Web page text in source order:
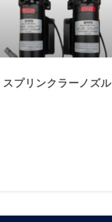
スプリンクラーノズル